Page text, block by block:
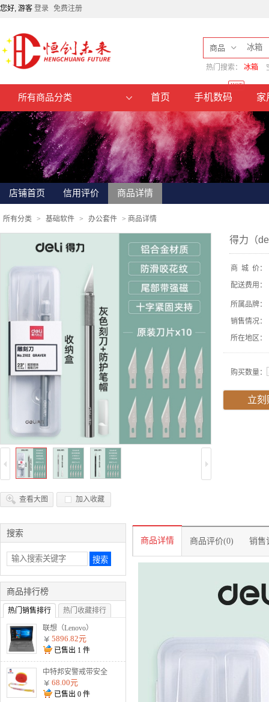
您好, 游客 登录 免费注册
商品
热门搜索： 冰箱
所有商品分类 首页 手机数码
HOT
家
店铺首页 信用评价 商品详情
所有分类 > 基础软件 > 办公套件 > 商品详情
查看大图 加入收藏
得力（
商 城 价：
配送费用：
所属品牌：
销售情况：
所在地区：
购买数量：
立刻
搜索
商品排行榜
热门销售排行 热门收藏排行
联想（Lenovo）
V330-14 I5-8250U
8G 1T 2G独显 无光
驱 W10 灰
5896.82元
已售出 1 件
中特邦安警戒带安全
隔离警示线交通警示
带涤 盒装125米加厚
款警戒线
68.00元
已售出 0 件
商品详情 商品评价(0) 销售